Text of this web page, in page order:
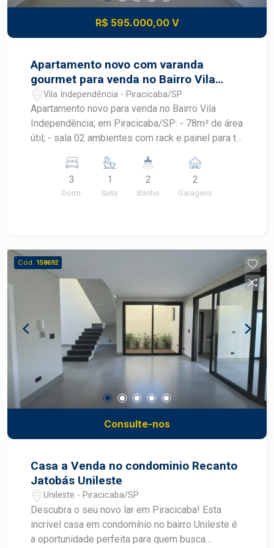
R$ 595.000,00 V
Apartamento novo com varanda
gourmet para venda no Bairro Vila
Independência
Vila Independência - Piracicaba/SP
Apartamento novo para venda no Bairro Vila
Independência, em Piracicaba/SP: - 78m² de área
útil; - sala 02 ambientes com rack e painel para tv;
armário planejado; - 03 dormitórios todos com
armário embutido, sendo 01 suíte; - 02 banheiros
com cuba: social e da suíte; - Varanda gourmet
Piscina na cobertura com vista incrível para a
cidade, perfeito para relaxar e socializar.
Localização: próximo a serviços, transporte
público, comércios e com fácil acesso a
principais vias da cidade.
3
Dorm.
1
Suite
2
Banho
2
Garagens
Cód. 158692
Consulte-nos
Casa a Venda no condominio Recanto
Jatobás Unileste
Unileste - Piracicaba/SP
Descubra o seu novo lar em Piracicaba! Esta
incrível casa em condomínio no bairro Unileste é
a oportunidade perfeita para quem busca